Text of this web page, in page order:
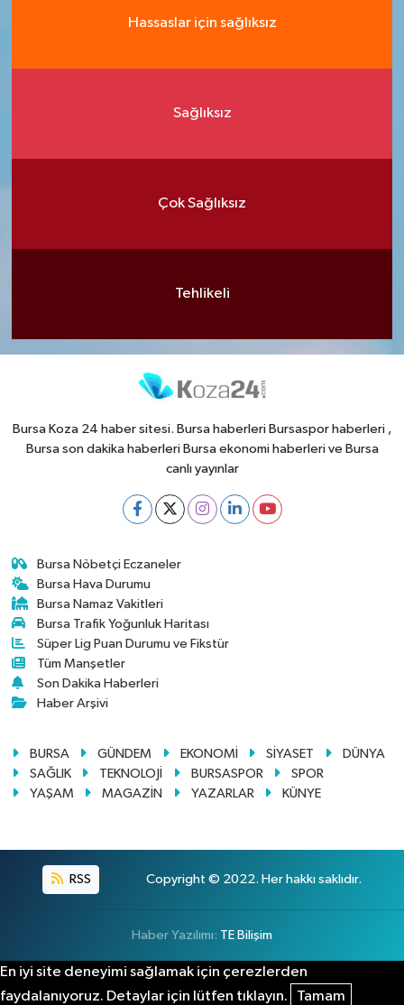
Hassaslar için sağlıksız
Sağlıksız
Çok Sağlıksız
Tehlikeli
Bursa Koza 24 haber sitesi. Bursa haberleri Bursaspor haberleri ,
Bursa son dakika haberleri Bursa ekonomi haberleri ve Bursa
canlı yayınlar
Bursa Nöbetçi Eczaneler
Bursa Hava Durumu
Bursa Namaz Vakitleri
Bursa Trafik Yoğunluk Haritası
Süper Lig Puan Durumu ve Fikstür
Tüm Manşetler
Son Dakika Haberleri
Haber Arşivi
BURSA GÜNDEM EKONOMİ SİYASET
DÜNYA
SAĞLIK
TEKNOLOJİ BURSASPOR
SPOR
YAŞAM
MAGAZİN YAZARLAR KÜNYE
RSS Copyright © 2022. Her hakkı saklıdır.
Haber Yazılımı: TE Bilişim
En iyi site deneyimi sağlamak için çerezlerden
faydalanıyoruz. Detaylar için lütfen tıklayın.
Tamam